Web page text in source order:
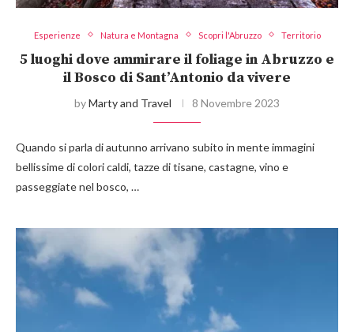
Esperienze Natura e Montagna Scopri l'Abruzzo Territorio
5 luoghi dove ammirare il foliage in Abruzzo e
il Bosco di Sant’Antonio da vivere
byMarty and Travel 8 Novembre 2023
Quando si parla di autunno arrivano subito in mente immagini
bellissime di colori caldi, tazze di tisane, castagne, vino e
passeggiate nel bosco, …